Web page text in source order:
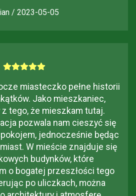
/ 2023-05-05
miasteczko pełne historii
Jako mieszkaniec,
tego, że mieszkam tutaj.
pozwala nam cieszyć się
jednocześnie będąc
W mieście znajduje się
budynków, które
o bogatej przeszłości tego
po uliczkach, można